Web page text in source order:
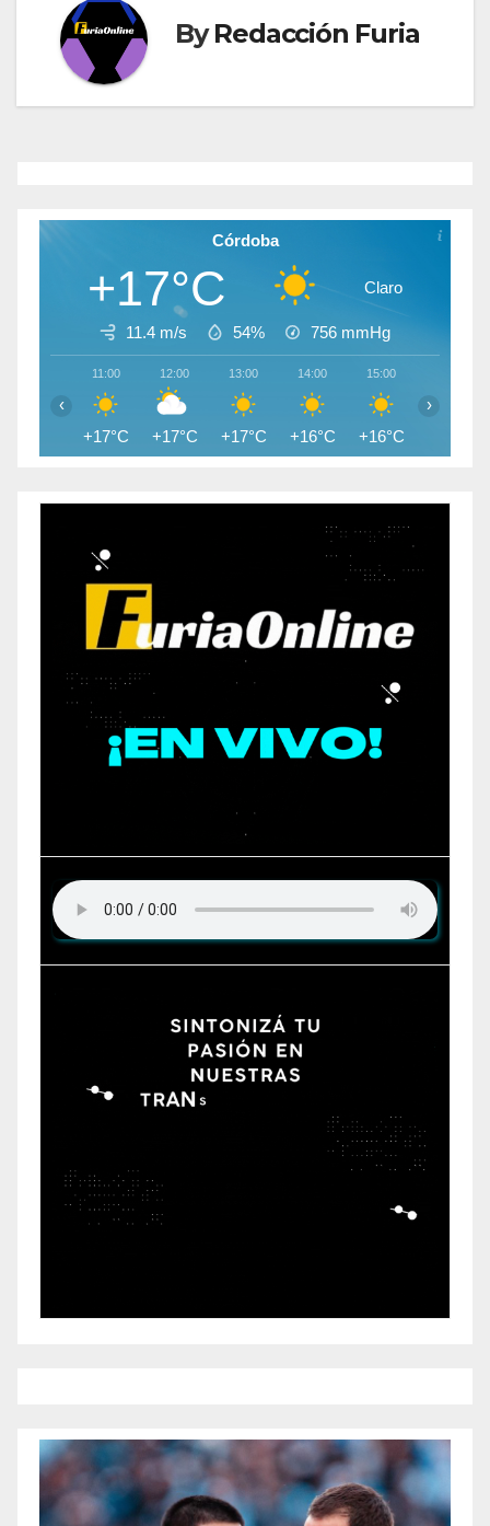
ByRedacción Furia
Córdoba
+17°C Claro
11.4 m/s 54% 756 mmHg
11:00
+17°C
12:00
+17°C
13:00
+17°C
14:00
+16°C
15:00
+16°C
‹ ›